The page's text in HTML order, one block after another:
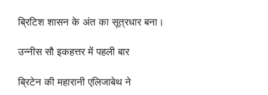
ब्रिटिश शासन के अंत का सूत्रधार बना।
उन्नीस सौ इकहत्तर में पहली बार
ब्रिटेन की महारानी एलिजाबेथ ने